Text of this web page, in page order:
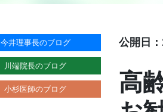
公開日
高
今井理事長のブログ
川端院長のブログ
小杉医師のブログ